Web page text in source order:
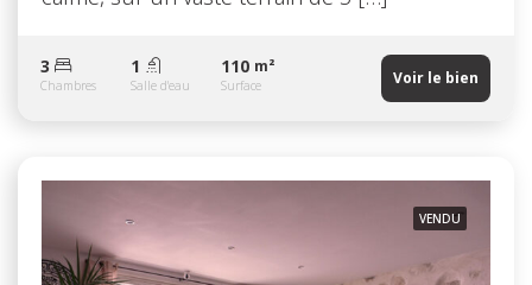
3
Chambres
1
Salle d'eau
110 m²
Surface Voir le bien
VENDU